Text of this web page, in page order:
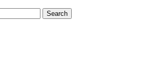
Search